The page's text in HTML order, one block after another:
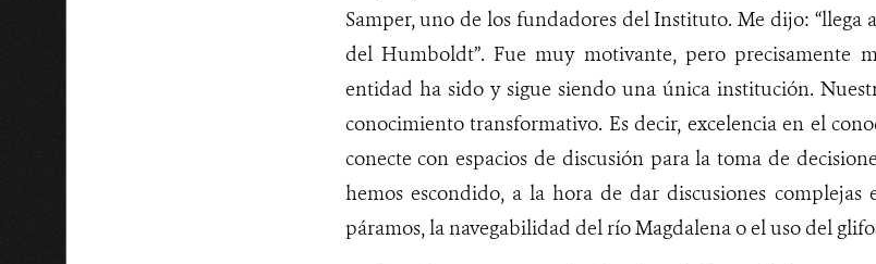
Samper, uno de los fundadores del Instituto. Me dijo:
del Humboldt”. Fue muy motivante, pero precisamente
entidad ha sido y sigue siendo una única institución.
conocimiento transformativo. Es decir, excelencia en el
conecte con espacios de discusión para la toma de
hemos escondido, a la hora de dar discusiones
páramos, la navegabilidad del río Magdalena o el uso del